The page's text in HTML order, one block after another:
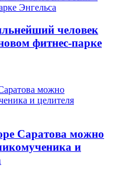
человек
фитнес-парке
Саратова можно
и